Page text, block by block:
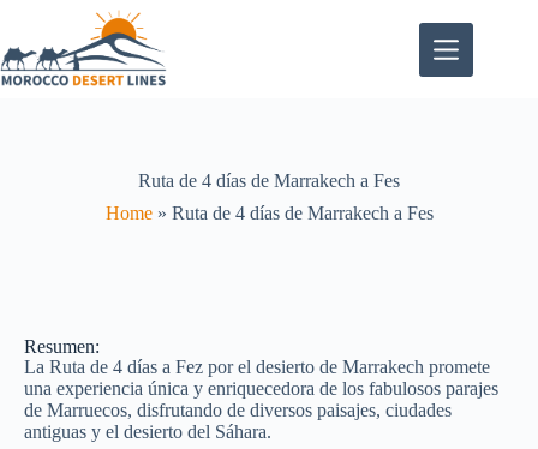
Ruta de 4 días de Marrakech a Fes
Home» Ruta de 4 días de Marrakech a Fes
Resumen:
La Ruta de 4 días a Fez por el desierto de Marrakech promete
una experiencia única y enriquecedora de los fabulosos parajes
de Marruecos, disfrutando de diversos paisajes, ciudades
antiguas y el desierto del Sáhara.